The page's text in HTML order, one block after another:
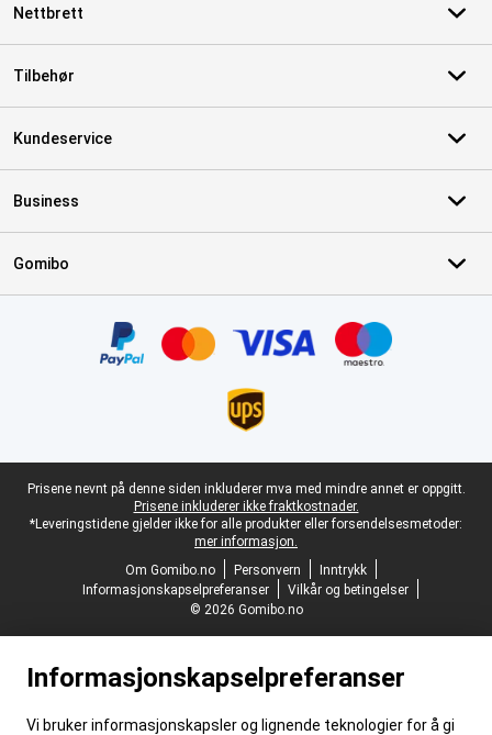
Nettbrett
Tilbehør
Kundeservice
Business
Gomibo
Juridisk bunntekst
Prisene nevnt på denne siden inkluderer mva med mindre annet er oppgitt.
Prisene inkluderer ikke fraktkostnader.
*Leveringstidene gjelder ikke for alle produkter eller forsendelsesmetoder:
mer informasjon.
Om Gomibo.no
Personvern
Inntrykk
Informasjonskapselpreferanser
Vilkår og betingelser
© 2026 Gomibo.no
Informasjonskapselpreferanser
Vi bruker informasjonskapsler og lignende teknologier for å gi